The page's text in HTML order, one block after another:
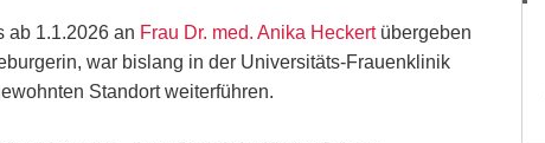
ab 1.1.2026 an Frau Dr. med. Anika Heckertübergeben
war bislang in der Universitäts-Frauenklinik
Standort weiterführen.